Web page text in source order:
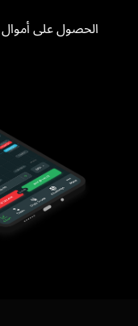
الحصول على